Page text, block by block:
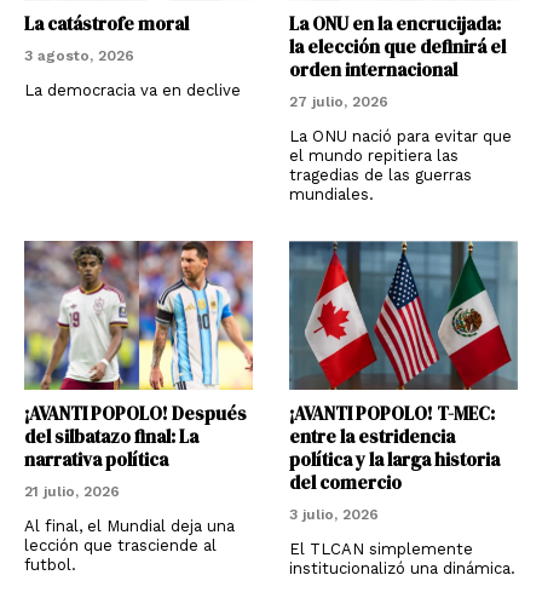
La catástrofe moral
3 agosto, 2026
La democracia va en declive
La ONU en la encrucijada:
la elección que definirá el
orden internacional
27 julio, 2026
La ONU nació para evitar que
el mundo repitiera las
tragedias de las guerras
mundiales.
¡AVANTI POPOLO! Después
del silbatazo final: La
narrativa política
21 julio, 2026
Al final, el Mundial deja una
lección que trasciende al
futbol.
¡AVANTI POPOLO! T-MEC:
entre la estridencia
política y la larga historia
del comercio
3 julio, 2026
El TLCAN simplemente
institucionalizó una dinámica.